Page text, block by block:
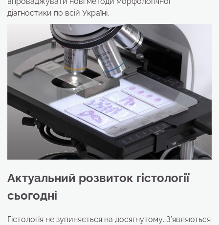
діагностики по всій Україні.
Актуальний розвиток гістології
сьогодні
Гістологія не зупиняється на досягнутому. З’являються